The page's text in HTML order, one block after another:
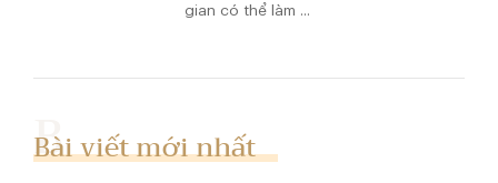
gian có thể làm ...
Bài viết mới nhất